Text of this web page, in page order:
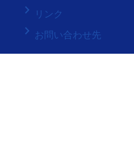
keyboard_arrow_right リンク
keyboard_arrow_right お問い合わせ先